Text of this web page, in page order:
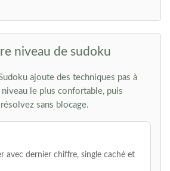
niveau de sudoku
ajoute des techniques pas à
niveau le plus confortable, puis
sans blocage.
avec dernier chiffre, single caché et